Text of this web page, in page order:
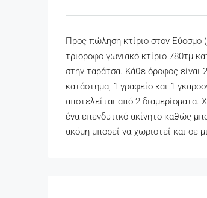
Προς πώληση κτίριο στον Εύοσμο
τριοροφο γωνιακό κτίριο 780τμ
στην ταράτσα. Κάθε όροφος είναι
κατάστημα, 1 γραφείο και 1
αποτελείται από 2 διαμερίσματα.
ένα επενδυτικό ακίνητο καθώς
ακόμη μπορεί να χωριστεί και σε